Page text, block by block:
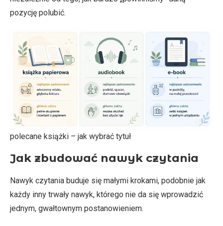
pozycję polubić.
polecane książki – jak wybrać tytuł
Jak zbudować nawyk czytania
Nawyk czytania buduje się małymi krokami, podobnie jak
każdy inny trwały nawyk, którego nie da się wprowadzić
jednym, gwałtownym postanowieniem.